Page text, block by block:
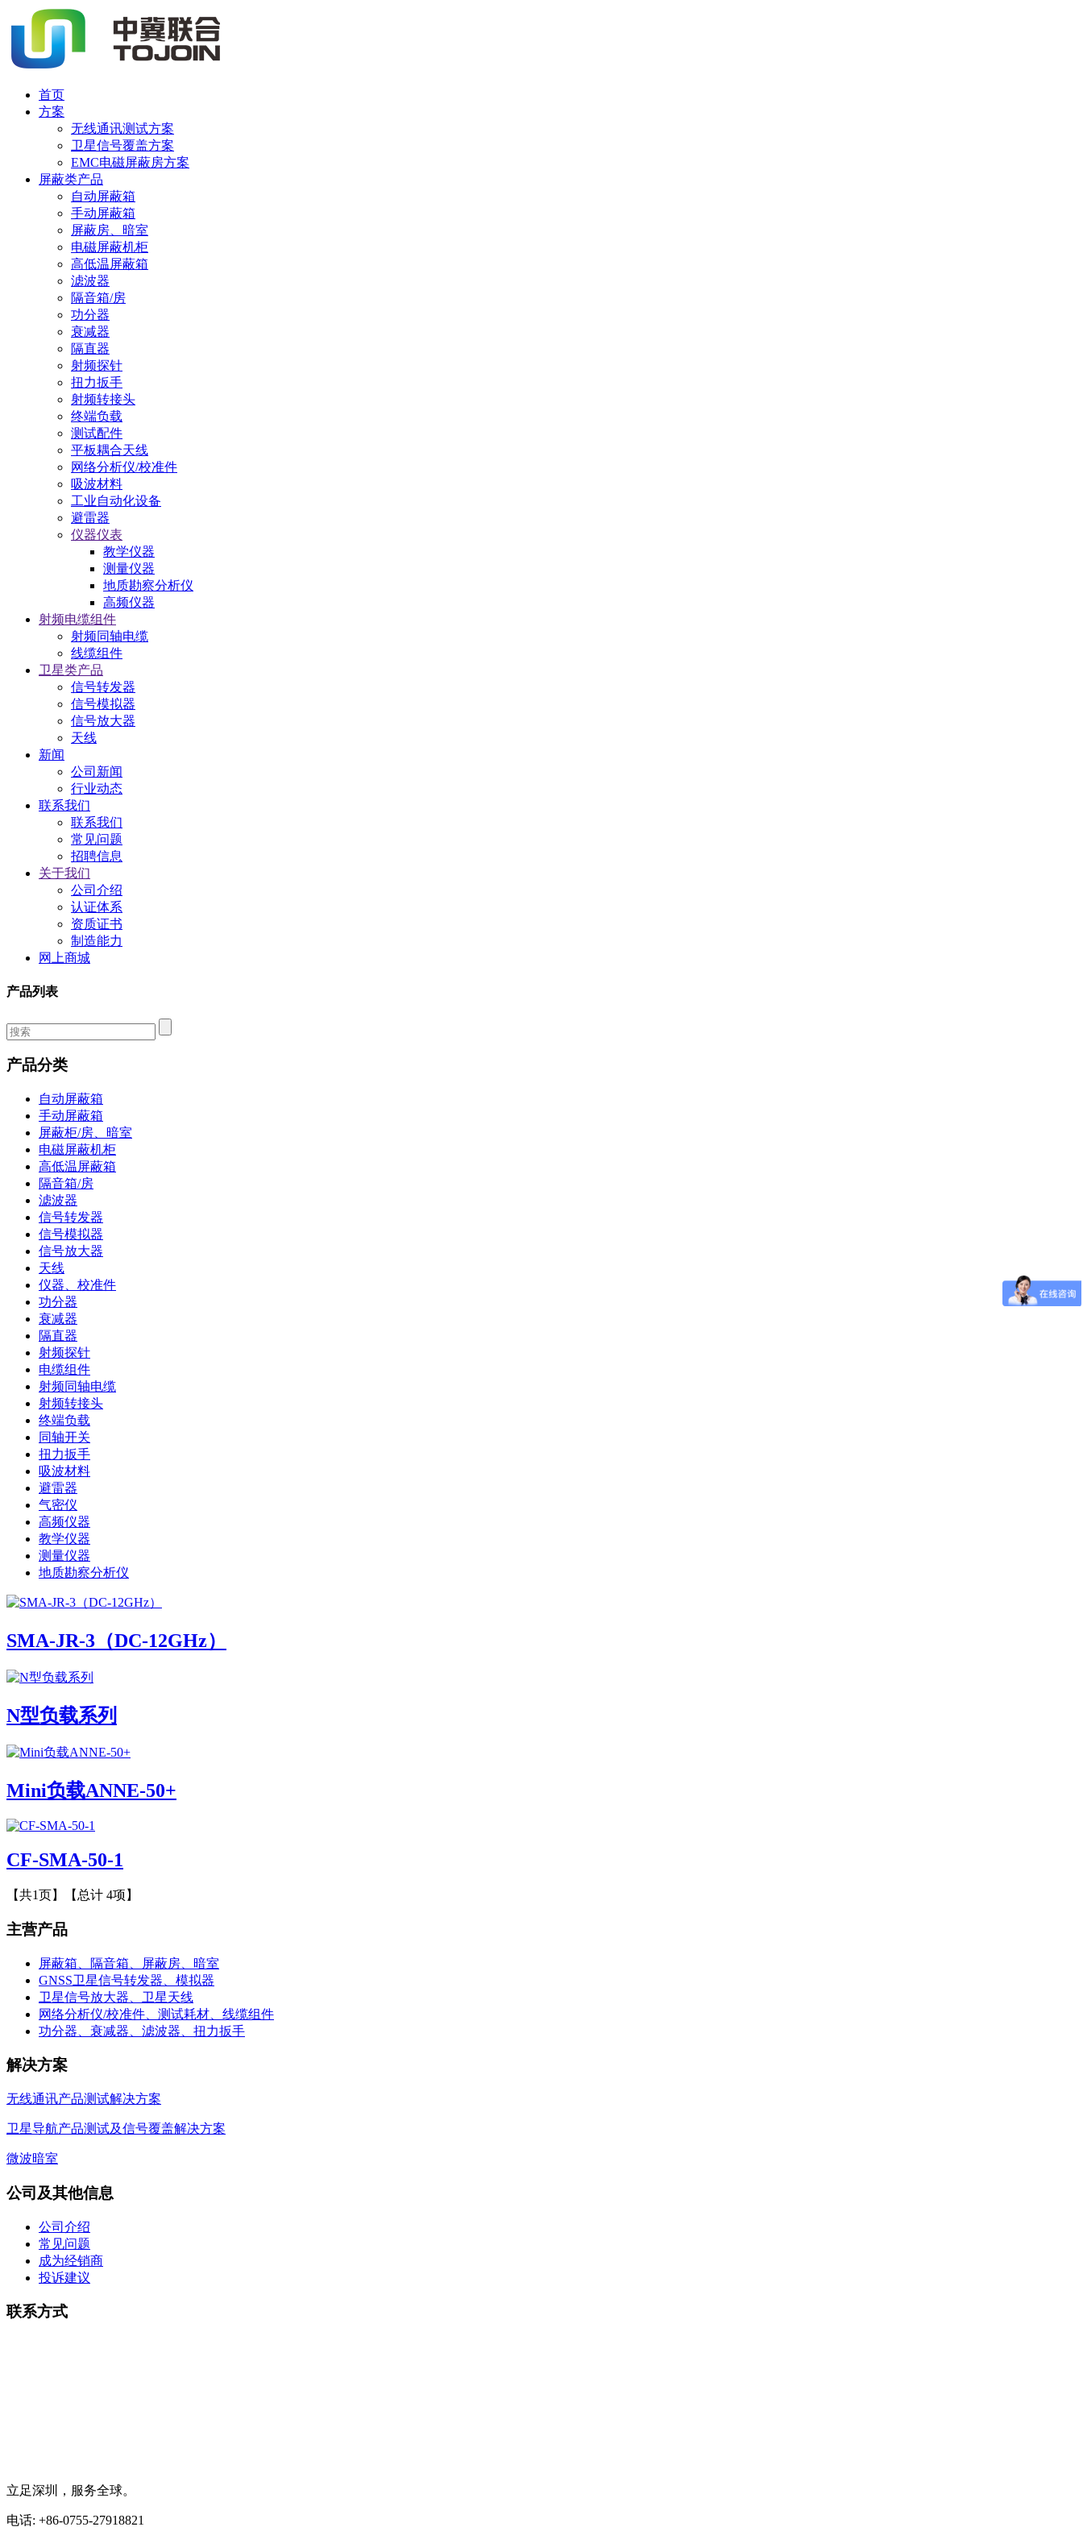
首页
方案
无线通讯测试方案
卫星信号覆盖方案
EMC电磁屏蔽房方案
屏蔽类产品
自动屏蔽箱
手动屏蔽箱
屏蔽房、暗室
电磁屏蔽机柜
高低温屏蔽箱
滤波器
隔音箱/房
功分器
衰减器
隔直器
射频探针
扭力扳手
射频转接头
终端负载
测试配件
平板耦合天线
网络分析仪/校准件
吸波材料
工业自动化设备
避雷器
仪器仪表
教学仪器
测量仪器
地质勘察分析仪
高频仪器
射频电缆组件
射频同轴电缆
线缆组件
卫星类产品
信号转发器
信号模拟器
信号放大器
天线
新闻
公司新闻
行业动态
联系我们
联系我们
常见问题
招聘信息
关于我们
公司介绍
认证体系
资质证书
制造能力
网上商城
产品列表
产品分类
自动屏蔽箱
手动屏蔽箱
屏蔽柜/房、暗室
电磁屏蔽机柜
高低温屏蔽箱
隔音箱/房
滤波器
信号转发器
信号模拟器
信号放大器
天线
仪器、校准件
功分器
衰减器
隔直器
射频探针
电缆组件
射频同轴电缆
射频转接头
终端负载
同轴开关
扭力扳手
吸波材料
避雷器
气密仪
高频仪器
教学仪器
测量仪器
地质勘察分析仪
SMA-JR-3（DC-12GHz）
N型负载系列
Mini负载ANNE-50+
CF-SMA-50-1
【共1页】【总计 4项】
主营产品
屏蔽箱、隔音箱、屏蔽房、暗室
GNSS卫星信号转发器、模拟器
卫星信号放大器、卫星天线
网络分析仪/校准件、测试耗材、线缆组件
功分器、衰减器、滤波器、扭力扳手
解决方案
无线通讯产品测试解决方案
卫星导航产品测试及信号覆盖解决方案
微波暗室
公司及其他信息
公司介绍
常见问题
成为经销商
投诉建议
联系方式
立足深圳，服务全球。
电话: +86-0755-27918821